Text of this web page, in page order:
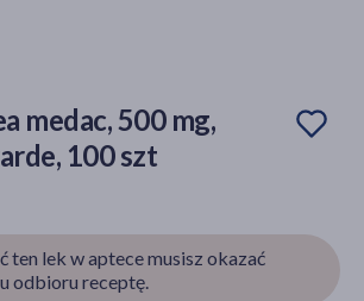
medac, 500 mg,
100 szt
ten lek w aptece musisz okazać
odbioru receptę.